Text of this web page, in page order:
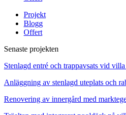
Projekt
Blogg
Offert
Senaste projekten
Stenlagd entré och trappavsats vid
Anläggning av stenlagd uteplats och
Renovering av innergård med